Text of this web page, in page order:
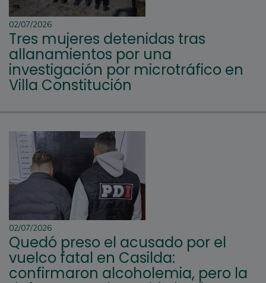
02/07/2026
Tres mujeres detenidas tras
allanamientos por una
investigación por microtráfico en
Villa Constitución
02/07/2026
Quedó preso el acusado por el
vuelco fatal en Casilda:
confirmaron alcoholemia, pero la